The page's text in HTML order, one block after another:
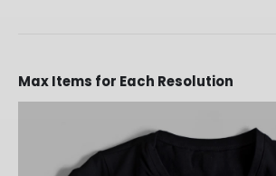
Max Items for Each Resolution